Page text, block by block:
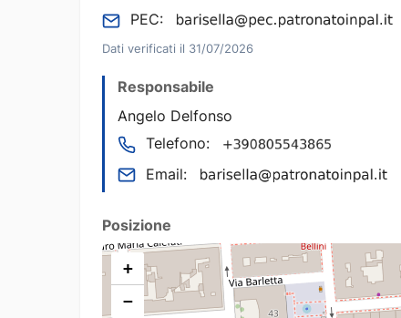
PEC:
Dati verificati il 31/07/2026
Responsabile
Angelo Delfonso
Telefono:
Email:
Posizione
+
−